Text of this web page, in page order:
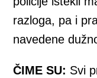
razloga, pa i
navedene
ČIME SU: Svi